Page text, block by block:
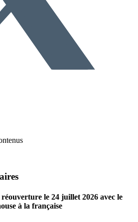
le 24 juillet 2026 avec le
à la française